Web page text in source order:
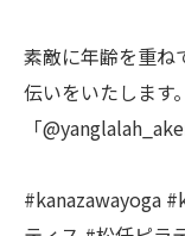
素敵に年齢を重ね
伝いをいたします。
「
#kanazawayoga